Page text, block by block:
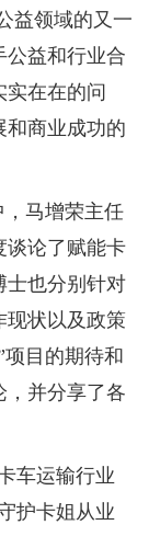
益领域的又一
公益和行业合
在在的问
和商业成功的
，马增荣主任
谈论了赋能卡
士也分别针对
现状以及政策
目的期待和
，并分享了各
车运输行业
护卡姐从业